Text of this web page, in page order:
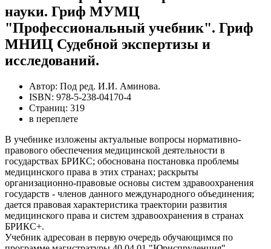
науки. Гриф МУМЦ
"Профессиональный учебник". Гриф
МНИЦ Судебной экспертизы и
исследований.
Автор: Под ред. И.И. Аминова.
ISBN: 978-5-238-04170-4
Страниц: 319
в переплете
В учебнике изложены актуальные вопросы нормативно-
правового обеспечения медицинской деятельности в
государствах БРИКС; обоснована постановка проблемы
медицинского права в этих странах; раскрыты
организационно-правовые основы систем здравоохранения
государств - членов данного международного объединения;
дается правовая характеристика траектории развития
медицинского права и систем здравоохранения в странах
БРИКС+.
Учебник адресован в первую очередь обучающимся по